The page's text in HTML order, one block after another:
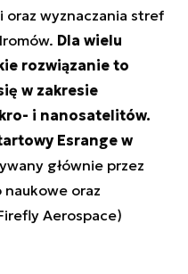
wyznaczania stref
Dla wielu
rozwiązanie to
w zakresie
i nanosatelitów.
Esrange w
głównie przez
oraz
Aerospace)